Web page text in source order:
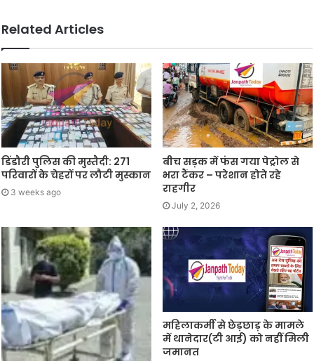
Related Articles
डिंडौरी पुलिस की मुस्तैदी: 271
परिवारों के चेहरों पर लौटी मुस्कान
3 weeks ago
बीच सड़क में फंस गया पेट्रोल से
भरा टैंकर – परेशान होते रहे
राहगीर
July 2, 2026
महिलाकर्मी से छेड़छाड़ के मामले
में थानेदार(टी आई) को नहीं मिली
जमानत